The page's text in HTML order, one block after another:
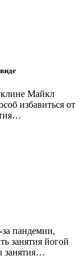
Майкл
избавиться от
пандемии,
занятия йогой
занятия…